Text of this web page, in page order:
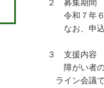
２ 募集期間
令和７年６
なお、申込
３ 支援内容
障がい者の
ライン会議で